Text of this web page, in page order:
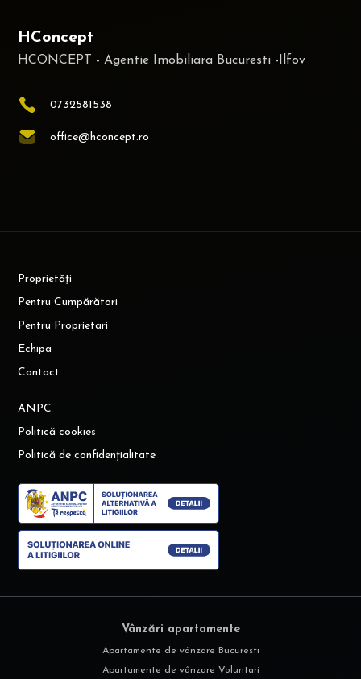
HConcept
0732581538
office@hconcept.ro
Proprietăți
Pentru Cumpărători
Pentru Proprietari
Echipa
Contact
ANPC
Politică cookies
Politică de confidențialitate
Vânzări apartamente
Apartamente de vânzare Bucuresti
Apartamente de vânzare Voluntari